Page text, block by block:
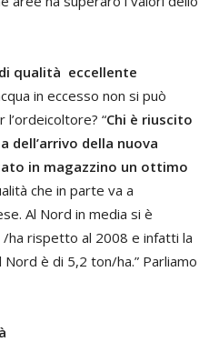
qualità eccellente
in eccesso non si può
“Chi è riuscito
dell’arrivo della nuova
in magazzino un ottimo
che in parte va a
Al Nord in media si è
rispetto al 2008 e infatti la
è di 5,2 ton/ha.” Parliamo